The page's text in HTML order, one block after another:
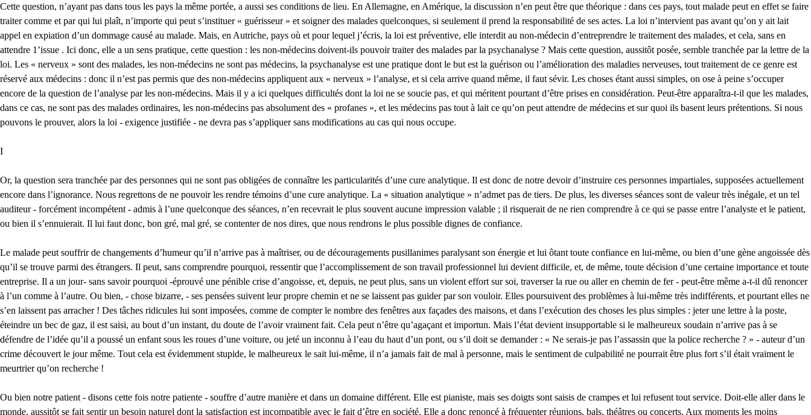
Cette question, n’ayant pas dans tous les pays la même portée, a aussi ses conditions de lieu. En Allemagne, en Amérique, la discussion n’en peut être que théorique : dans ces pays, tout malade peut en effet se faire
traiter comme et par qui lui plaît, n’importe qui peut s’instituer « guérisseur » et soigner des malades quelconques, si seulement il prend la responsabilité de ses actes. La loi n’intervient pas avant qu’on y ait lait
appel en expiation d’un dommage causé au malade. Mais, en Autriche, pays où et pour lequel j’écris, la loi est préventive, elle interdit au non-médecin d’entreprendre le traitement des malades, et cela, sans en
attendre 1’issue . Ici donc, elle a un sens pratique, cette question : les non-médecins doivent-ils pouvoir traiter des malades par la psychanalyse ? Mais cette question, aussitôt posée, semble tranchée par la lettre de la
loi. Les « nerveux » sont des malades, les non-médecins ne sont pas médecins, la psychanalyse est une pratique dont le but est la guérison ou l’amélioration des maladies nerveuses, tout traitement de ce genre est
réservé aux médecins : donc il n’est pas permis que des non-médecins appliquent aux « nerveux » l’analyse, et si cela arrive quand même, il faut sévir. Les choses étant aussi simples, on ose à peine s’occuper
encore de la question de l’analyse par les non-médecins. Mais il y a ici quelques difficultés dont la loi ne se soucie pas, et qui méritent pourtant d’être prises en considération. Peut-être apparaîtra-t-il que les malades,
dans ce cas, ne sont pas des malades ordinaires, les non-médecins pas absolument des « profanes », et les médecins pas tout à lait ce qu’on peut attendre de médecins et sur quoi ils basent leurs prétentions. Si nous
pouvons le prouver, alors la loi - exigence justifiée - ne devra pas s’appliquer sans modifications au cas qui nous occupe.
I
Or, la question sera tranchée par des personnes qui ne sont pas obligées de connaître les particularités d’une cure analytique. Il est donc de notre devoir d’instruire ces personnes impartiales, supposées actuellement
encore dans l’ignorance. Nous regrettons de ne pouvoir les rendre témoins d’une cure analytique. La « situation analytique » n’admet pas de tiers. De plus, les diverses séances sont de valeur très inégale, et un tel
auditeur - forcément incompétent - admis à l’une quelconque des séances, n’en recevrait le plus souvent aucune impression valable ; il risquerait de ne rien comprendre à ce qui se passe entre l’analyste et le patient,
ou bien il s’ennuierait. Il lui faut donc, bon gré, mal gré, se contenter de nos dires, que nous rendrons le plus possible dignes de confiance.
Le malade peut souffrir de changements d’humeur qu’il n’arrive pas à maîtriser, ou de découragements pusillanimes paralysant son énergie et lui ôtant toute confiance en lui-même, ou bien d’une gène angoissée dès
qu’il se trouve parmi des étrangers. Il peut, sans comprendre pourquoi, ressentir que l’accomplissement de son travail professionnel lui devient difficile, et, de même, toute décision d’une certaine importance et toute
entreprise. Il a un jour- sans savoir pourquoi -éprouvé une pénible crise d’angoisse, et, depuis, ne peut plus, sans un violent effort sur soi, traverser la rue ou aller en chemin de fer - peut-être même a-t-il dû renoncer
à l’un comme à l’autre. Ou bien, - chose bizarre, - ses pensées suivent leur propre chemin et ne se laissent pas guider par son vouloir. Elles poursuivent des problèmes à lui-même très indifférents, et pourtant elles ne
s’en laissent pas arracher ! Des tâches ridicules lui sont imposées, comme de compter le nombre des fenêtres aux façades des maisons, et dans l’exécution des choses les plus simples : jeter une lettre à la poste,
éteindre un bec de gaz, il est saisi, au bout d’un instant, du doute de l’avoir vraiment fait. Cela peut n’être qu’agaçant et importun. Mais l’état devient insupportable si le malheureux soudain n’arrive pas à se
défendre de l’idée qu’il a poussé un enfant sous les roues d’une voiture, ou jeté un inconnu à l’eau du haut d’un pont, ou s’il doit se demander : « Ne serais-je pas l’assassin que la police recherche ? » - auteur d’un
crime découvert le jour même. Tout cela est évidemment stupide, le malheureux le sait lui-même, il n’a jamais fait de mal à personne, mais le sentiment de culpabilité ne pourrait être plus fort s’il était vraiment le
meurtrier qu’on recherche !
Ou bien notre patient - disons cette fois notre patiente - souffre d’autre manière et dans un domaine différent. Elle est pianiste, mais ses doigts sont saisis de crampes et lui refusent tout service. Doit-elle aller dans le
monde, aussitôt se fait sentir un besoin naturel dont la satisfaction est incompatible avec le fait d’être en société. Elle a donc renoncé à fréquenter réunions, bals, théâtres ou concerts. Aux moments les moins